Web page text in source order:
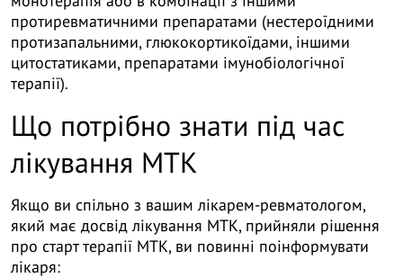
протиревматичними препаратами (нестероїдними
протизапальними, глюкокортикоїдами, іншими
цитостатиками, препаратами імунобіологічної
терапії).
Що потрібно знати під час
лікування МТК
Якщо ви спільно з вашим лікарем-ревматологом,
який має досвід лікування МТК, прийняли рішення
про старт терапії МТК, ви повинні поінформувати
лікаря: